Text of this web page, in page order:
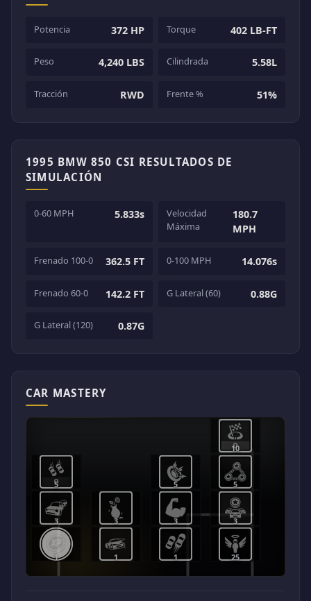
Potencia 372 HP Torque 402 LB-FT
Peso 4,240 LBS Cilindrada 5.58L
Tracción RWD Frente % 51%
1995 BMW 850 CSI RESULTADOS DE
SIMULACIÓN
0-60 MPH 5.833s
Velocidad
Máxima
180.7
MPH
Frenado 100-0 362.5 FT 0-100 MPH 14.076s
Frenado 60-0 142.2 FT G Lateral (60) 0.88G
G Lateral (120) 0.87G
CAR MASTERY
1 1 1 25
3 3 3 3
5 5 5
10